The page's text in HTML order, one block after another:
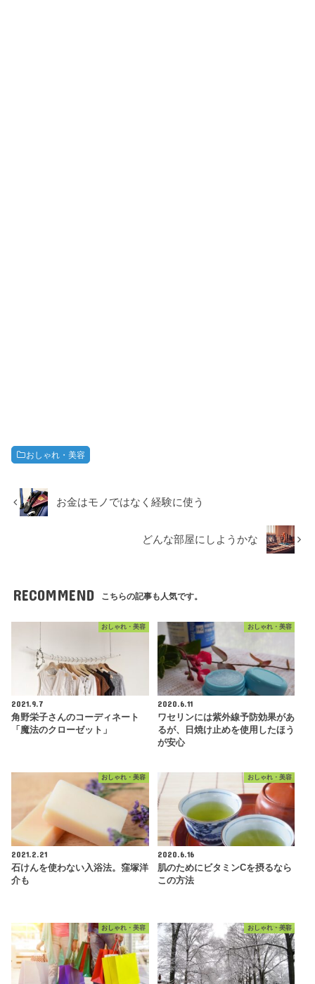
おしゃれ・美容
お金はモノではなく経験に使う
どんな部屋にしようかな
RECOMMEND こちらの記事も人気です。
おしゃれ・美容
2021.9.7
角野栄子さんのコーディネート
「魔法のクローゼット」
おしゃれ・美容
2020.6.11
ワセリンには紫外線予防効果があ
るが、日焼け止めを使用したほう
が安心
おしゃれ・美容
2021.2.21
石けんを使わない入浴法。窪塚洋
介も
おしゃれ・美容
2020.6.16
肌のためにビタミンCを摂るなら
この方法
おしゃれ・美容 おしゃれ・美容